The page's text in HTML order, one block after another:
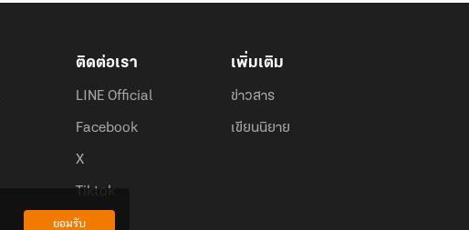
ติดต่อเรา
LINE Official
Facebook
X
Tiktok
เพิ่มเติม
ข่าวสาร
เขียนนิยาย
ยอมรับ